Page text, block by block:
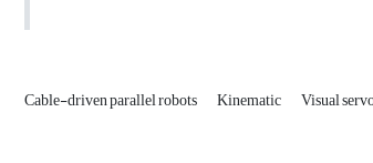
Cable-driven parallel robots Kinematic Visual